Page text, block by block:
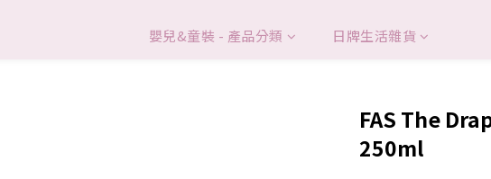
嬰兒&童裝 - 產品分類 日牌生活雜貨
FAS The
250ml